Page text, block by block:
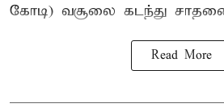
கோடி) வசூலை கடந்து
Read More